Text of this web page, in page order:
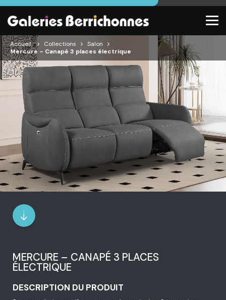
Accueil Collections
Salon
Mercure – Canapé 3 places électrique
MERCURE – CANAPÉ 3 PLACES
ÉLECTRIQUE
DESCRIPTION DU PRODUIT